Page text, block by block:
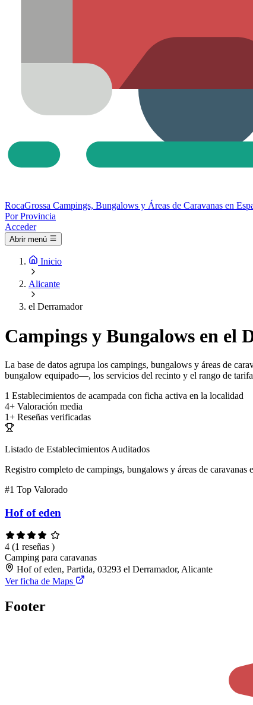
RocaGrossa Campings, Bungalows y Áreas de Caravanas en
Por Provincia
Acceder
Abrir menú
Inicio
Alicante
el Derramador
Campings y Bungalows en el
La base de datos agrupa los campings, bungalows y áreas de
bungalow equipado—, los servicios del recinto y el rango de
1 Establecimientos de acampada con ficha activa en la localidad
4+ Valoración media
1+ Reseñas verificadas
Listado de Establecimientos Auditados
Registro completo de campings, bungalows y áreas de caravanas
#1 Top Valorado
Hof of eden
4 (1 reseñas )
Camping para caravanas
Hof of eden, Partida, 03293 el Derramador, Alicante
Ver ficha de Maps
Footer